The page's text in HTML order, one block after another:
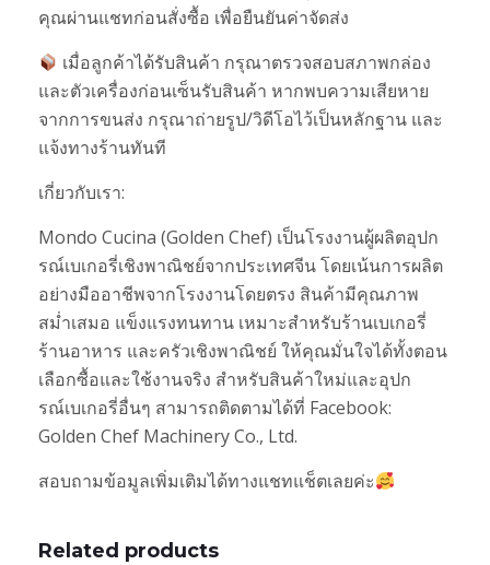
คุณผ่านแชทก่อนสั่งซื้อ เพื่อยืนยันค่าจัดส่ง
เมื่อลูกค้าได้รับสินค้า กรุณาตรวจสอบสภาพกล่อง
และตัวเครื่องก่อนเซ็นรับสินค้า หากพบความเสียหาย
จากการขนส่ง กรุณาถ่ายรูป/วิดีโอไว้เป็นหลักฐาน และ
แจ้งทางร้านทันที
เกี่ยวกับเรา:
Mondo Cucina (Golden Chef) เป็นโรงงานผู้ผลิตอุปก
รณ์เบเกอรี่เชิงพาณิชย์จากประเทศจีน โดยเน้นการผลิต
อย่างมืออาชีพจากโรงงานโดยตรง สินค้ามีคุณภาพ
สม่ำเสมอ แข็งแรงทนทาน เหมาะสำหรับร้านเบเกอรี่
ร้านอาหาร และครัวเชิงพาณิชย์ ให้คุณมั่นใจได้ทั้งตอน
เลือกซื้อและใช้งานจริง สำหรับสินค้าใหม่และอุปก
รณ์เบเกอรี่อื่นๆ สามารถติดตามได้ที่ Facebook:
Golden Chef Machinery Co., Ltd.
สอบถามข้อมูลเพิ่มเติมได้ทางแชทแช็ตเลยค่ะ
Related products